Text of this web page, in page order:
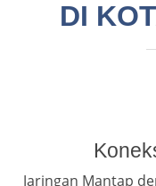
DI
Jaringan Mantap